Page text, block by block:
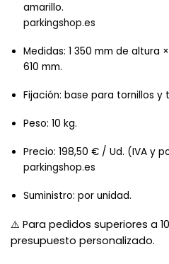
amarillo.
parkingshop.es
Medidas: 1 350 mm de altura
610 mm.
Fijación: base para tornillos y
Peso: 10 kg.
Precio: 198,50 € / Ud. (IVA y
parkingshop.es
Suministro: por unidad.
⚠️ Para pedidos superiores a
presupuesto personalizado.